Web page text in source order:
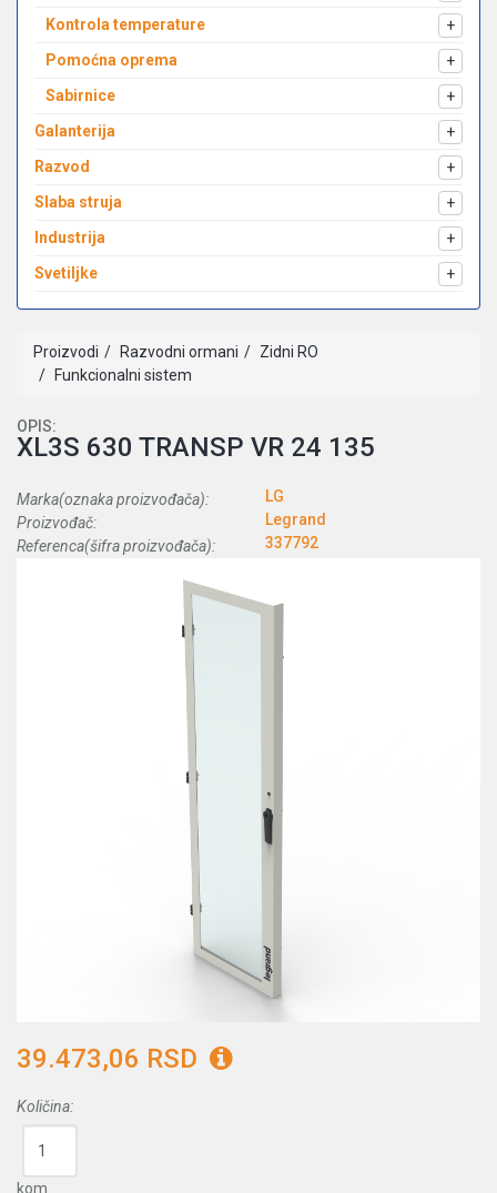
Kontrola temperature
+
Pomoćna oprema
+
Sabirnice
+
Galanterija
+
Razvod
+
Slaba struja
+
Industrija
+
Svetiljke
+
Proizvodi Razvodni ormani
Zidni RO
Funkcionalni sistem
OPIS:
XL3S 630 TRANSP VR 24 135
Marka(oznaka proizvođača):
LG
Proizvođač:
Legrand
Referenca(šifra proizvođača):
337792
39.473,06 RSD
Količina:
kom